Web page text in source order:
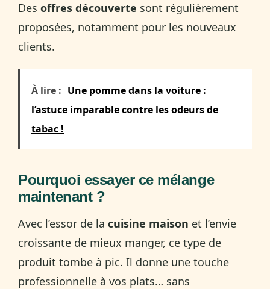
Des offres découverte sont régulièrement
proposées, notamment pour les nouveaux
clients.
À lire : Une pomme dans la voiture :
l’astuce imparable contre les odeurs de
tabac !
Pourquoi essayer ce mélange
maintenant ?
Avec l’essor de la cuisine maison et l’envie
croissante de mieux manger, ce type de
produit tombe à pic. Il donne une touche
professionnelle à vos plats… sans